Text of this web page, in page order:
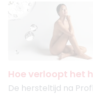
Hoe verloopt het
De hersteltijd na